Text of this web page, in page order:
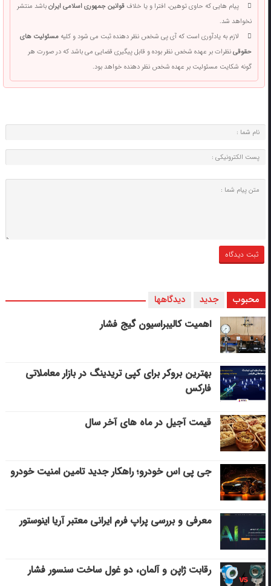
پیام هایی که حاوی توهین، افترا و یا خلافقوانین جمهوری اسلامی ایرانباشد منتشر
نخواهد شد.
لازم به یادآوری است که آی پی شخص نظر دهنده ثبت می شود و کلیهمسئولیت های
حقوقینظرات بر عهده شخص نظر بوده و قابل پیگیری قضایی می باشد که در صورت هر
گونه شکایت مسئولیت بر عهده شخص نظر دهنده خواهد بود.
محبوب جدید دیدگاهها
اهمیت کالیبراسیون گیج فشار
بهترین بروکر برای کپی‌ تریدینگ در بازار معاملاتی
فارکس
قیمت آجیل در ماه های آخر سال
جی پی اس خودرو؛ راهکار جدید تامین امنیت خودرو
معرفی و بررسی پراپ فرم ایرانی معتبر آریا اینوستور
رقابت ژاپن و آلمان، دو غول ساخت سنسور فشار